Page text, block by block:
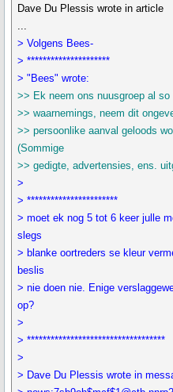
Dave Du Plessis wrote in article
...
> Volgens Bees-
> *********************
> "Bees" wrote:
>> Ek neem ons nuusgroep al
>> waarnemings, neem dit
>> persoonlike aanval geloods
(Sommige
>> gedigte, advertensies, ens.
>
> ***********************
> moet ek nog 5 tot 6 keer julle
slegs
> blanke oortreders se kleur
beslis
> nie doen nie. Enige
op?
>
> ***********************************
>
> Dave Du Plessis wrote in